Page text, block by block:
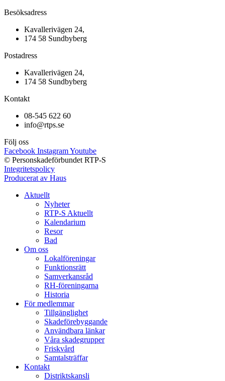
Besöksadress
Kavallerivägen 24,
174 58 Sundbyberg
Postadress
Kavallerivägen 24,
174 58 Sundbyberg
Kontakt
08-545 622 60
info@rtps.se
Följ oss
Facebook InstagramYoutube
© Personskadeförbundet RTP-S
Integritetspolicy
Producerat av Haus
Aktuellt
Nyheter
RTP-S Aktuellt
Kalendarium
Resor
Bad
Om oss
Lokalföreningar
Funktionsrätt
Samverkansråd
RH-föreningarna
Historia
För medlemmar
Tillgänglighet
Skadeförebyggande
Användbara länkar
Våra skadegrupper
Friskvård
Samtalsträffar
Kontakt
Distriktskansli